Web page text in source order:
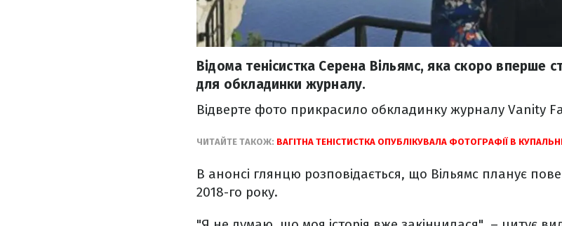
Відома тенісистка Серена Вільямс, яка скоро вперше
для обкладинки журналу.
Відверте фото прикрасило обкладинку журналу Vanity
ЧИТАЙТЕ ТАКОЖ: ВАГІТНА ТЕНІСТИСТКА ОПУБЛІКУВАЛА ФОТОГРАФІЇ В
В анонсі глянцю розповідається, що Вільямс планує
2018-го року.